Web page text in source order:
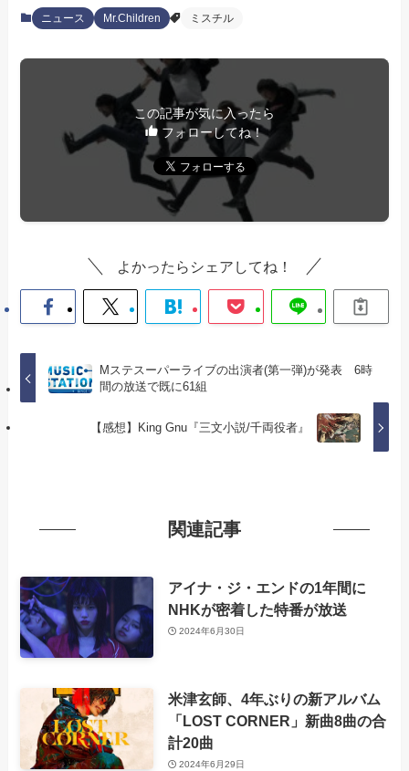
ニュース Mr.Children ミスチル
この記事が気に入ったら
フォローしてね！
よかったらシェアしてね！
Mステスーパーライブの出演者(第一弾)が発表 6時
間の放送で既に61組
【感想】King Gnu『三文小説/千両役者』
関連記事
アイナ・ジ・エンドの1年間に
NHKが密着した特番が放送
2024年6月30日
米津玄師、4年ぶりの新アルバム
「LOST CORNER」新曲8曲の合
計20曲
2024年6月29日